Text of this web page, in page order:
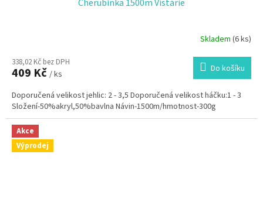
Cherubínka 1500m Vistárie
Skladem (6 ks)
338,02 Kč bez DPH
409 Kč / ks Do košíku
Doporučená velikost jehlic: 2 - 3,5 Doporučená velikost háčku:1 - 3
Složení-50%akryl,50%bavlna Návin-1500m/hmotnost-300g
Akce
Výprodej